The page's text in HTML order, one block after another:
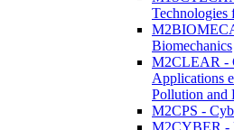
Technologies
Biomechanics
M2CLEAR -
Applications
Pollution and
M2CPS -
M2CYBER -